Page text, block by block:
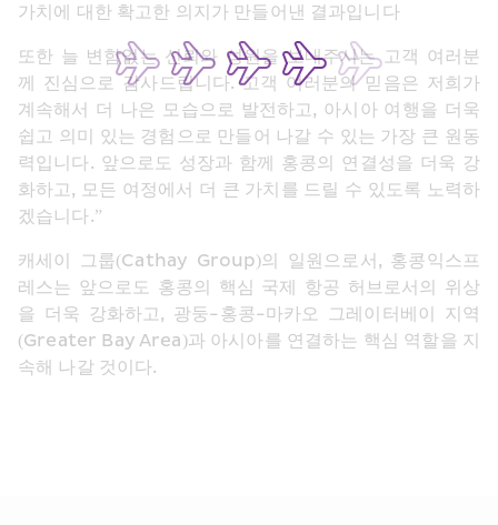
가치에 대한 확고한 의지가 만들어낸 결과입니다
또한 늘 변함없는 신뢰와 성원을 보내주시는 고객 여러분
께 진심으로 감사드립니다. 고객 여러분의 믿음은 저희가
계속해서 더 나은 모습으로 발전하고, 아시아 여행을 더욱
쉽고 의미 있는 경험으로 만들어 나갈 수 있는 가장 큰 원동
력입니다. 앞으로도 성장과 함께 홍콩의 연결성을 더욱 강
화하고, 모든 여정에서 더 큰 가치를 드릴 수 있도록 노력하
겠습니다.”
캐세이 그룹(Cathay Group)의 일원으로서, 홍콩익스프
레스는 앞으로도 홍콩의 핵심 국제 항공 허브로서의 위상
을 더욱 강화하고, 광둥-홍콩-마카오 그레이터베이 지역
(Greater Bay Area)과 아시아를 연결하는 핵심 역할을 지
속해 나갈 것이다.